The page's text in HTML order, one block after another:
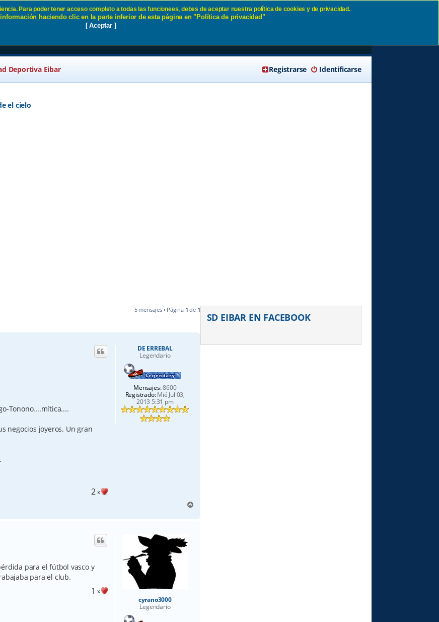
SD Eibar
Deportiva Eibar Identificarse
Registrarse
el cielo
5 mensajes • Página 1 de 1
DE ERREBAL
Legendario
Mensajes:8600
Registrado:Mié Jul 03,
2013 5:31 pm
Tonono....mítica....
negocios joyeros. Un gran
2x
r
cyrano3000
Legendario
para el fútbol vasco y
para el club.
1 x
SD EIBAR EN FACEBOOK
Para poder tener acceso completo a todas las funcionees, debes de aceptar nuestra política de cookies y de privacidad.
haciendo clic en la parte inferior de esta página en "Política de privacidad"
[ Aceptar ]